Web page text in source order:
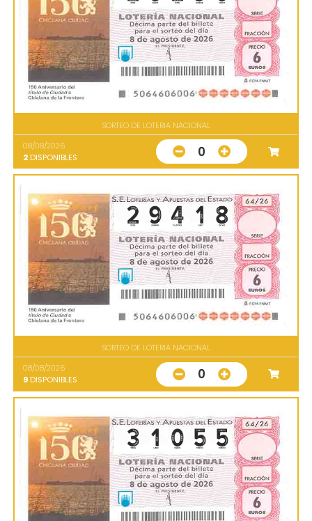
SORTEO DE LOTERIA NACIONAL
08/08/2026
2 DISPONIBLES 0
SORTEO DE LOTERIA NACIONAL
08/08/2026
9 DISPONIBLES 0